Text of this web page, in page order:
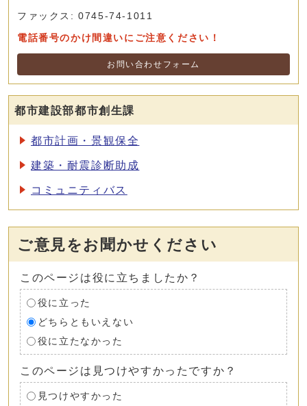
ファックス: 0745-74-1011
電話番号のかけ間違いにご注意ください！
お問い合わせフォーム
都市建設部都市創生課
都市計画・景観保全
建築・耐震診断助成
コミュニティバス
ご意見をお聞かせください
このページは役に立ちましたか？
役に立った
どちらともいえない
役に立たなかった
このページは見つけやすかったですか？
見つけやすかった